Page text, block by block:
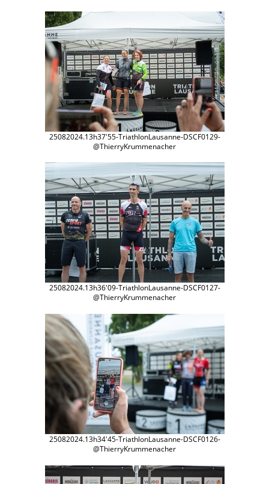
25082024.13h37'55-TriathlonLausanne-DSCF0129-
@ThierryKrummenacher
25082024.13h36'09-TriathlonLausanne-DSCF0127-
@ThierryKrummenacher
25082024.13h34'45-TriathlonLausanne-DSCF0126-
@ThierryKrummenacher